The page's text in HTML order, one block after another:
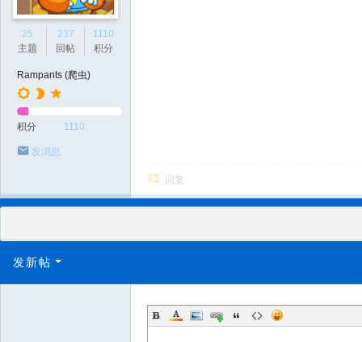
25
主题
237
回帖
1110
积分
Rampants (爬虫)
积分 1110
发消息
回复
发新帖